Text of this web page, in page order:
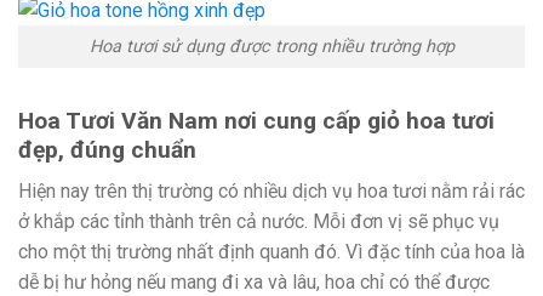
Hoa tươi sử dụng được trong nhiều trường hợp
Hoa Tươi Văn Nam nơi cung cấp giỏ hoa tươi
đẹp, đúng chuẩn
Hiện nay trên thị trường có nhiều dịch vụ hoa tươi nằm rải rác
ở khắp các tỉnh thành trên cả nước. Mỗi đơn vị sẽ phục vụ
cho một thị trường nhất định quanh đó. Vì đặc tính của hoa là
dễ bị hư hỏng nếu mang đi xa và lâu, hoa chỉ có thể được